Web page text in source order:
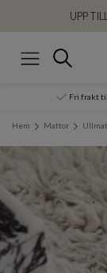
UPP
Sök
Fri frakt
Hem Mattor